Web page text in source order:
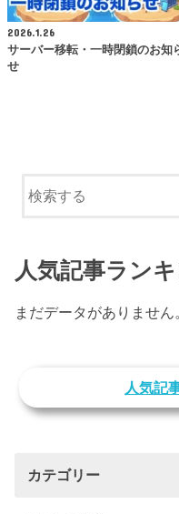
2026.1.26
サーバー移転・一時閉鎖のお知
せ
人気記事ラン
まだデータがありません
人気記
カテゴリー